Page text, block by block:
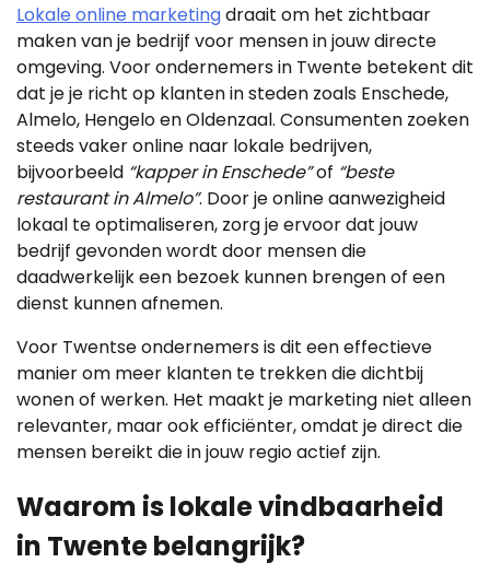
Lokale online marketingdraait om het zichtbaar
maken van je bedrijf voor mensen in jouw directe
omgeving. Voor ondernemers in Twente betekent dit
dat je je richt op klanten in steden zoals Enschede,
Almelo, Hengelo en Oldenzaal. Consumenten zoeken
steeds vaker online naar lokale bedrijven,
bijvoorbeeld “kapper in Enschede”of “beste
restaurant in Almelo”. Door je online aanwezigheid
lokaal te optimaliseren, zorg je ervoor dat jouw
bedrijf gevonden wordt door mensen die
daadwerkelijk een bezoek kunnen brengen of een
dienst kunnen afnemen.
Voor Twentse ondernemers is dit een effectieve
manier om meer klanten te trekken die dichtbij
wonen of werken. Het maakt je marketing niet alleen
relevanter, maar ook efficiënter, omdat je direct die
mensen bereikt die in jouw regio actief zijn.
Waarom is lokale vindbaarheid
in Twente belangrijk?